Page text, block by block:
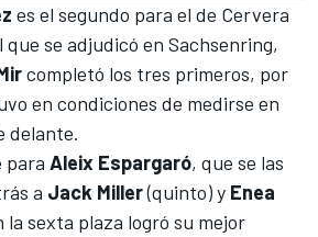
es el segundo para el de Cervera
que se adjudicó en Sachsenring,
completó los tres primeros, por
en condiciones de medirse en
delante.
para Aleix Espargaró, que se las
a Jack Miller(quinto) y Enea
la sexta plaza logró su mejor